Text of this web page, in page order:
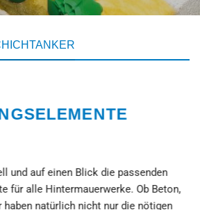
und auf einen Blick die passenden
für alle Hintermauerwerke. Ob Beton,
haben natürlich nicht nur die nötigen